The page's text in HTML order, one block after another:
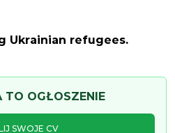
Ukrainian refugees.
TO OGŁOSZENIE
SWOJE CV